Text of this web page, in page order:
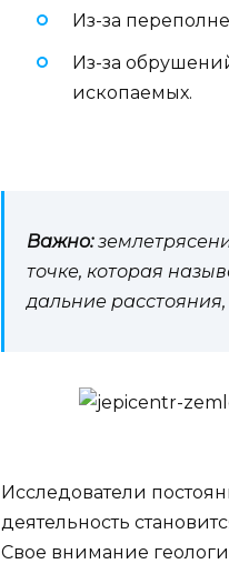
Из-за
Из-за
ископаемых.
Важно:
точке, которая
дальние
Исследователи
деятельность
Свое внимание